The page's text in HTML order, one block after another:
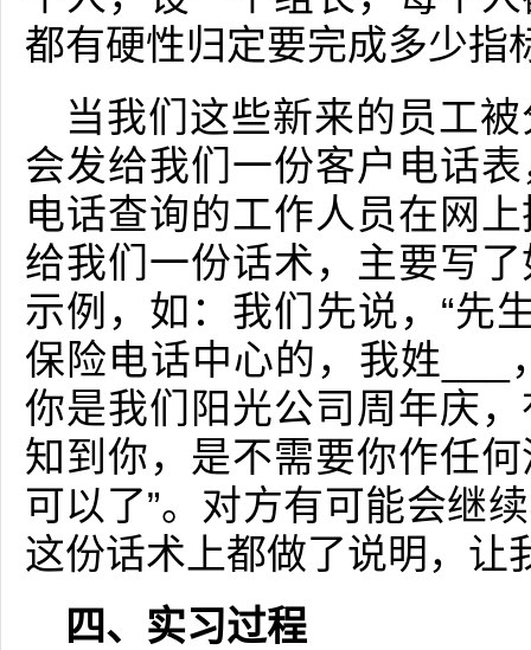
都有硬性归定要完成多少指
当我们这些新来的员工
会发给我们一份客户电话
电话查询的工作人员在网
给我们一份话术，主要写
示例，如：我们先说，“先
保险电话中心的，我姓___
你是我们阳光公司周年庆
知到你，是不需要你作任
可以了”。对方有可能会继
这份话术上都做了说明，让
四、实习过程